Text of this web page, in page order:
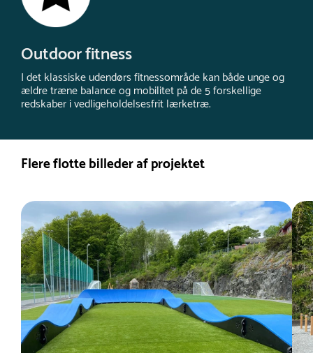
Outdoor fitness
I det klassiske udendørs fitnessområde kan både unge og
ældre træne balance og mobilitet på de 5 forskellige
redskaber i vedligeholdelsesfrit lærketræ.
Flere flotte billeder af projektet